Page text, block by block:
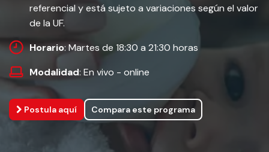
referencial y está sujeto a variaciones según el valor
de la UF.
Horario: Martes de 18:30 a 21:30 horas
Modalidad: En vivo - online
Postula aquí Compara este programa